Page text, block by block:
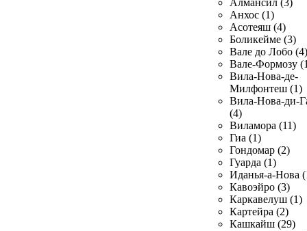
Алмансил (3)
Анхос (1)
Асотеяш (4)
Боликейме (3)
Вале до Лобо (4)
Вале-Формозу
Вила-Нова-де-
Милфонтеш (1)
Вила-Нова-ди-
(4)
Виламора (11)
Гиа (1)
Гондомар (2)
Гуарда (1)
Иданья-а-Нова
Кавоэйро (3)
Каркавелуш (1)
Картейра (2)
Кашкайш (29)